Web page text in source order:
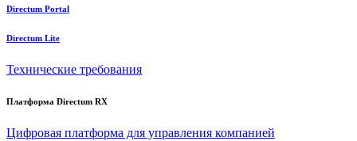
Directum Portal
Directum Lite
Технические требования
Платформа Directum RX
Цифровая платформа для управления компанией